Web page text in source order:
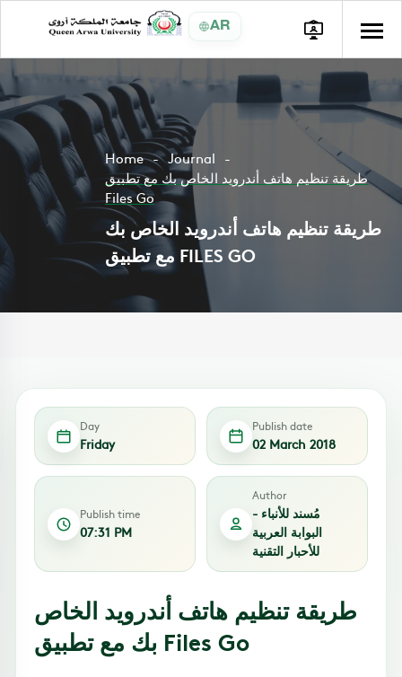
AR
Home
Journal
طريقة تنظيم هاتف أندرويد الخاص بك مع تطبيق
Files Go
طريقة تنظيم هاتف أندرويد الخاص بك
مع تطبيق FILES GO
Day
Friday
Publish date
02 March 2018
Publish time
07:31 PM
Author
مُسند للأنباء -
البوابة العربية
للأحبار التقنية
طريقة تنظيم هاتف أندرويد الخاص
بك مع تطبيق Files Go